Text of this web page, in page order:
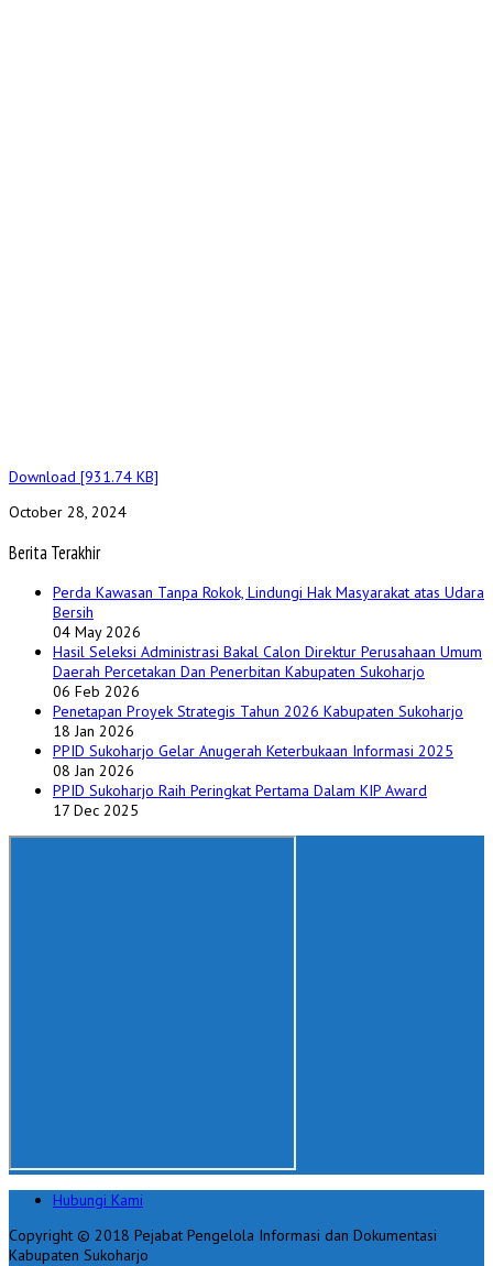
Download [931.74 KB]
October 28, 2024
Berita Terakhir
Perda Kawasan Tanpa Rokok, Lindungi Hak Masyarakat atas Udara
Bersih
04 May 2026
Hasil Seleksi Administrasi Bakal Calon Direktur Perusahaan Umum
Daerah Percetakan Dan Penerbitan Kabupaten Sukoharjo
06 Feb 2026
Penetapan Proyek Strategis Tahun 2026 Kabupaten Sukoharjo
18 Jan 2026
PPID Sukoharjo Gelar Anugerah Keterbukaan Informasi 2025
08 Jan 2026
PPID Sukoharjo Raih Peringkat Pertama Dalam KIP Award
17 Dec 2025
Hubungi Kami
Copyright © 2018 Pejabat Pengelola Informasi dan Dokumentasi
Kabupaten Sukoharjo